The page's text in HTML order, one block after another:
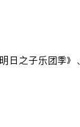
之子乐团季》